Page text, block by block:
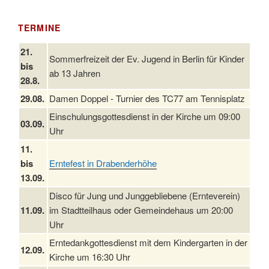
TERMINE
21.
bis
28.8.
Sommerfreizeit der Ev. Jugend in Berlin für Kinder
ab 13 Jahren
29.08. Damen Doppel - Turnier des TC77 am Tennisplatz
03.09.
Einschulungsgottesdienst in der Kirche um 09:00
Uhr
11.
bis
13.09.
Erntefest in Drabenderhöhe
11.09.
Disco für Jung und Junggebliebene (Ernteverein)
im Stadtteilhaus oder Gemeindehaus um 20:00
Uhr
12.09.
Erntedankgottesdienst mit dem Kindergarten in der
Kirche um 16:30 Uhr